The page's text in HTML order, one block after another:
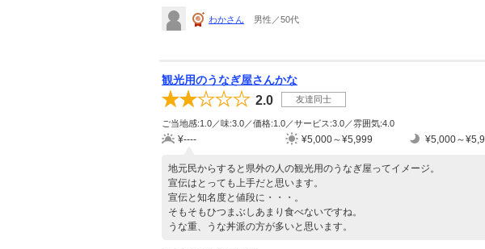
わかさん 男性／50代
観光用のうなぎ屋さんかな
2.0 友達同士
ご当地感:1.0／味:3.0／価格:1.0／サービス:3.0／雰囲気:4.0
¥---- ¥5,000～¥5,999 ¥5,000～
地元民からすると県外の人の観光用のうなぎ屋ってイメージ。
宣伝はとっても上手だと思います。
宣伝と知名度と値段に・・・。
そもそもひつまぶしあまり食べないですね。
うな重、うな丼派の方が多いと思います。